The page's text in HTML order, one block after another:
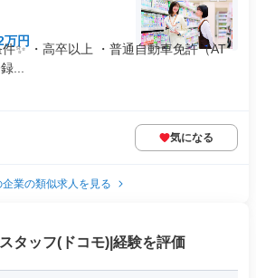
万円
✨ ・高卒以上 ・普通自動車免許（AT
...
気になる
企業の類似求人を見る
タッフ(ドコモ)|経験を評価